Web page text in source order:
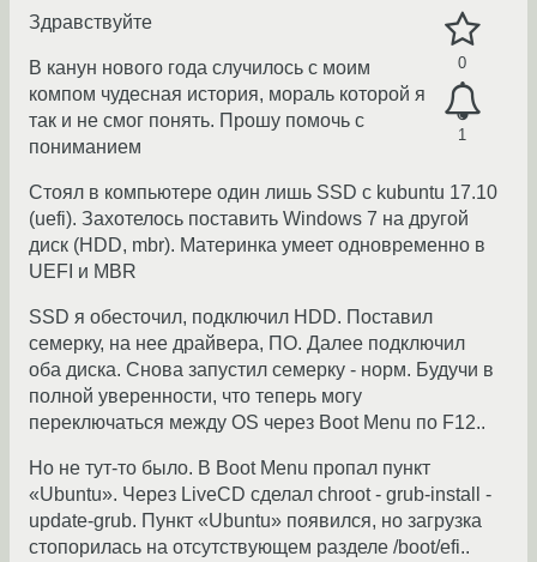
0
1
Здравствуйте
В канун нового года случилось с моим
компом чудесная история, мораль которой я
так и не смог понять. Прошу помочь с
пониманием
Стоял в компьютере один лишь SSD с kubuntu 17.10
(uefi). Захотелось поставить Windows 7 на другой
диск (HDD, mbr). Материнка умеет одновременно в
UEFI и MBR
SSD я обесточил, подключил HDD. Поставил
семерку, на нее драйвера, ПО. Далее подключил
оба диска. Снова запустил семерку - норм. Будучи в
полной уверенности, что теперь могу
переключаться между OS через Boot Menu по F12..
Но не тут-то было. В Boot Menu пропал пункт
«Ubuntu». Через LiveCD сделал chroot - grub-install -
update-grub. Пункт «Ubuntu» появился, но загрузка
стопорилась на отсутствующем разделе /boot/efi..